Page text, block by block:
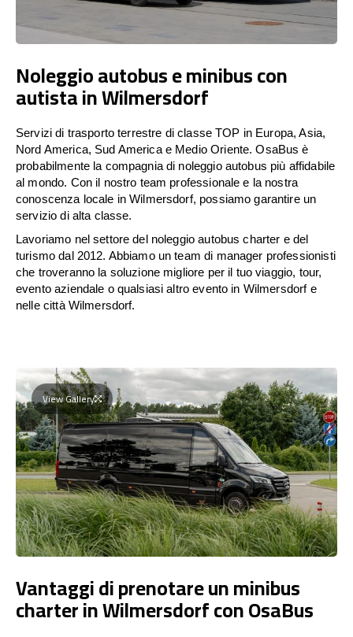
Noleggio autobus e minibus con
autista in Wilmersdorf
Servizi di trasporto terrestre di classe TOP in Europa, Asia,
Nord America, Sud America e Medio Oriente. OsaBus è
probabilmente la compagnia di noleggio autobus più affidabile
al mondo. Con il nostro team professionale e la nostra
conoscenza locale in Wilmersdorf, possiamo garantire un
servizio di alta classe.
Lavoriamo nel settore del noleggio autobus charter e del
turismo dal 2012. Abbiamo un team di manager professionisti
che troveranno la soluzione migliore per il tuo viaggio, tour,
evento aziendale o qualsiasi altro evento in Wilmersdorf e
nelle città Wilmersdorf.
View Gallery
Vantaggi di prenotare un minibus
charter in Wilmersdorf con OsaBus